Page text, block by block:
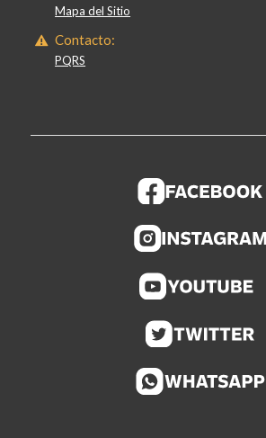
Mapa del Sitio
Contacto:
PQRS